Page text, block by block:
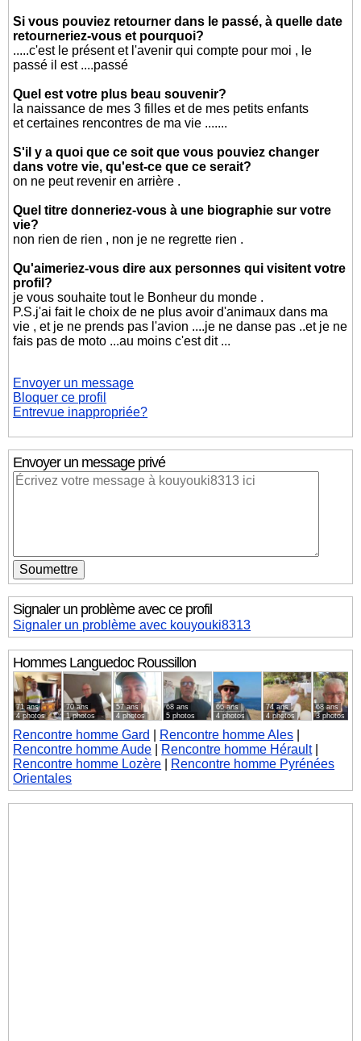
Si vous pouviez retourner dans le passé, à quelle date
retourneriez-vous et pourquoi?
.....c'est le présent et l'avenir qui compte pour moi , le
passé il est ....passé
Quel est votre plus beau souvenir?
la naissance de mes 3 filles et de mes petits enfants
et certaines rencontres de ma vie .......
S'il y a quoi que ce soit que vous pouviez changer
dans votre vie, qu'est-ce que ce serait?
on ne peut revenir en arrière .
Quel titre donneriez-vous à une biographie sur votre
vie?
non rien de rien , non je ne regrette rien .
Qu'aimeriez-vous dire aux personnes qui visitent votre
profil?
je vous souhaite tout le Bonheur du monde .
P.S.j'ai fait le choix de ne plus avoir d'animaux dans ma
vie , et je ne prends pas l'avion ....je ne danse pas ..et je ne
fais pas de moto ...au moins c'est dit ...
Envoyer un message
Bloquer ce profil
Entrevue inappropriée?
Envoyer un message privé
Signaler un problème avec ce profil
Signaler un problème avec kouyouki8313
HommesLanguedoc Roussillon
71 ans
4 photos
70 ans
1 photos
57 ans
4 photos
68 ans
5 photos
66 ans
4 photos
74 ans
4 photos
68 ans
3 photos
Rencontre homme Gard Rencontre homme Ales
Rencontre homme Aude
Rencontre homme Hérault|
Rencontre homme Lozère
Rencontre homme Pyrénées
Orientales